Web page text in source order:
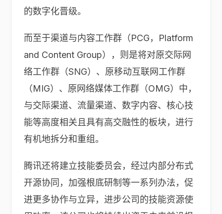
的数字化晋级。
而至于渠道与内容工作群（PCG，Platform
and Content Group），则是将对原交际网
络工作群（SNG）、原移动互联网工作群
（MIG）、原网络媒体工作群（OMG）中，
与交际渠道、流量渠道、数字内容、核心技
能等高度相关且具有高交融性的板块，进行
有机地拆分和重组。
腾讯还将建立技能委员会，经过内部分布式
开源协同，加强根底研制等一系列办法，促
进更多协作与立异，进步公司的技能资源使